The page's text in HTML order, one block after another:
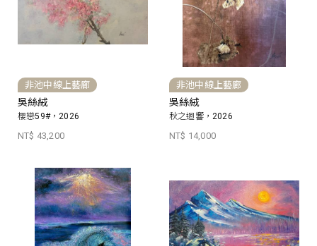
非池中線上藝廊
吳絲絨
櫻戀59#，2026
NT$ 43,200
非池中線上藝廊
吳絲絨
秋之迴響，2026
NT$ 14,000